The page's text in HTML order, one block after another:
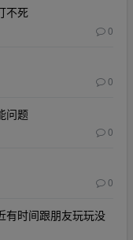
不死
0
0
问题
0
0
有时间跟朋友玩玩没